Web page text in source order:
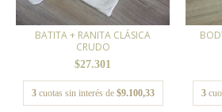
BATITA + RANITA CLÁSICA
CRUDO
$27.301
3 cuotas sin interés de $9.100,33 3